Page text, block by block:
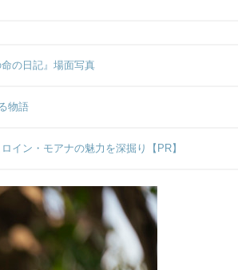
の日記』場面写真
物語
イン・モアナの魅力を深掘り【PR】